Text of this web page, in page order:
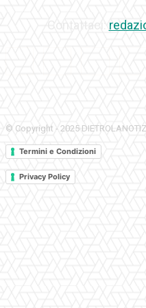
© Copyright - 2025
Termini e Condizioni
Privacy Policy